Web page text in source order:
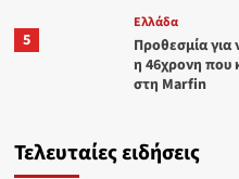
5
Ελλάδα
Προθεσμία για
η 46χρονη που
στη Marfin
Τελευταίες ειδήσεις